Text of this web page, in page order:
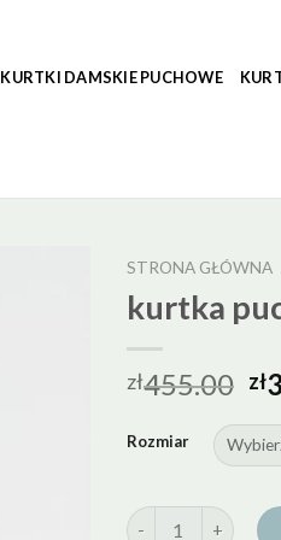
DAMSKIE PUCHOWE
STRONA GŁÓWNA
kurtka
zł455.00 zł
Rozmiar
ilość kurtka